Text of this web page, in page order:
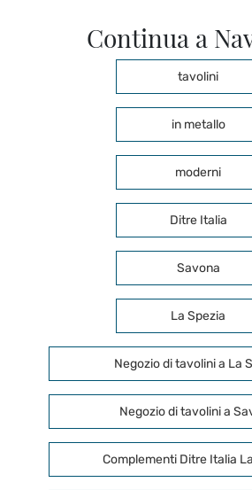
Continua a
tavolini
in metallo
moderni
Ditre Italia
Savona
La Spezia
Negozio di tavolini a La
Negozio di tavolini a
Complementi Ditre Italia